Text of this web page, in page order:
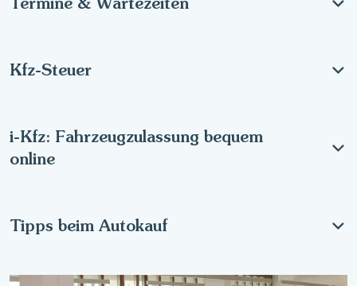
Kfz-Steuer
i-Kfz: Fahrzeugzulassung bequem
online
Tipps beim Autokauf